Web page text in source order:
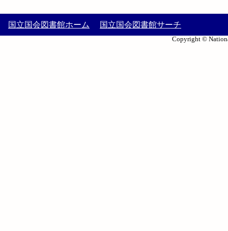
国立国会図書館ホーム 国立国会図書館サーチ
Copyright ©